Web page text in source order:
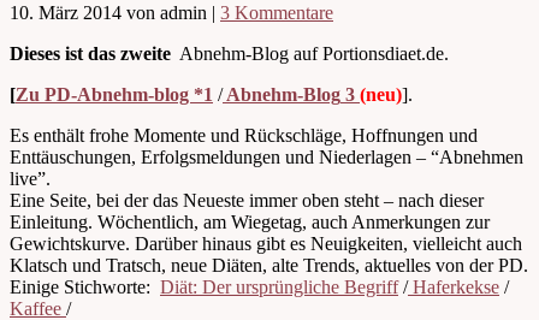
10. März 2014 von admin | 3 Kommentare
Dieses ist das zweite Abnehm-Blog auf Portionsdiaet.de.
[Zu PD-Abnehm-blog *1 /Abnehm-Blog 3 (neu)].
Es enthält frohe Momente und Rückschläge, Hoffnungen und
Enttäuschungen, Erfolgsmeldungen und Niederlagen – “Abnehmen
live”.
Eine Seite, bei der das Neueste immer oben steht – nach dieser
Einleitung. Wöchentlich, am Wiegetag, auch Anmerkungen zur
Gewichtskurve. Darüber hinaus gibt es Neuigkeiten, vielleicht auch
Klatsch und Tratsch, neue Diäten, alte Trends, aktuelles von der PD.
Einige Stichworte: Diät: Der ursprüngliche Begriff/Haferkekse /
Kaffee /